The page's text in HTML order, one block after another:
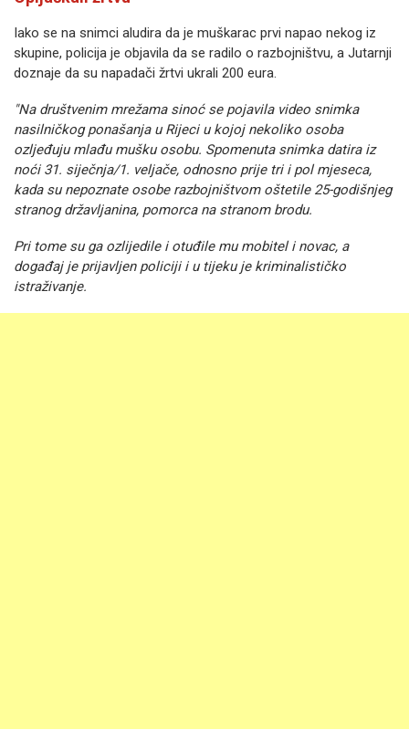
Iako se na snimci aludira da je muškarac prvi napao nekog iz
skupine, policija je objavila da se radilo o razbojništvu, a Jutarnji
doznaje da su napadači žrtvi ukrali 200 eura.
"Na društvenim mrežama sinoć se pojavila video snimka
nasilničkog ponašanja u Rijeci u kojoj nekoliko osoba
ozljeđuju mlađu mušku osobu. Spomenuta snimka datira iz
noći 31. siječnja/1. veljače, odnosno prije tri i pol mjeseca,
kada su nepoznate osobe razbojništvom oštetile 25-godišnjeg
stranog državljanina, pomorca na stranom brodu.
Pri tome su ga ozlijedile i otuđile mu mobitel i novac, a
događaj je prijavljen policiji i u tijeku je kriminalističko
istraživanje.